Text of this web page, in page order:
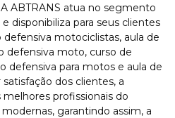
ABTRANS atua no segmento
disponibiliza para seus clientes
motociclistas, aula de
defensiva moto, curso de
defensiva para motos e aula de
dos clientes, a
profissionais do
garantindo assim, a